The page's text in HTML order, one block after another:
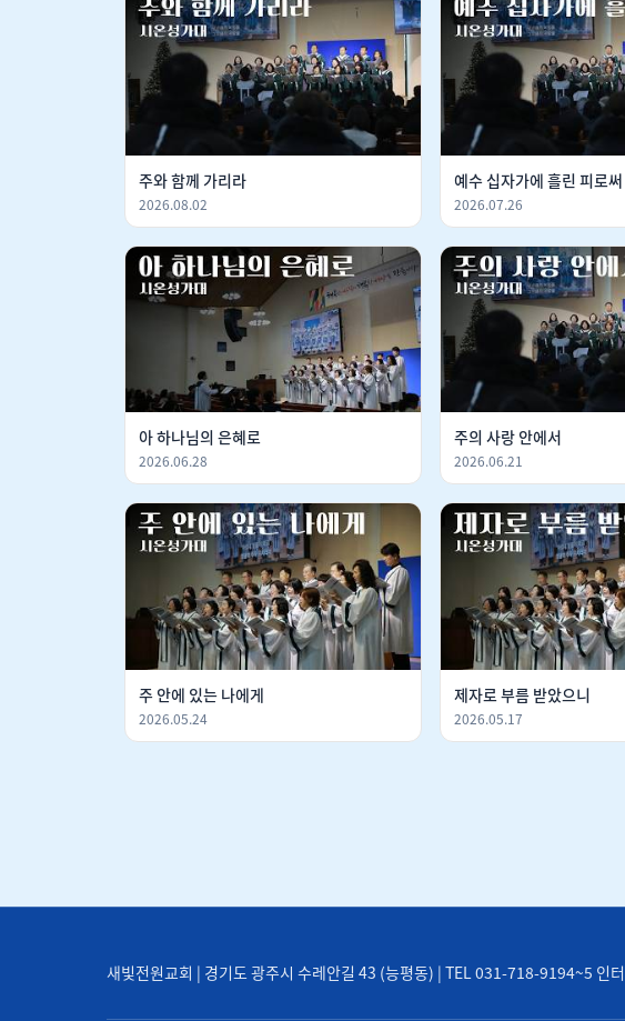
주와 함께 가리라
2026.08.02
예수 십자가에 흘린 피로써
2026.07.26
아 하나님의 은혜로
2026.06.28
주의 사랑 안에서
2026.06.21
주 안에 있는 나에게
2026.05.24
제자로 부름 받았으니
2026.05.17
새빛전원교회 | 경기도 광주시 수레안길 43 (능평동) | TEL 031-718-9194~5